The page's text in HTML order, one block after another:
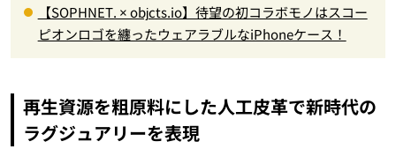
【SOPHNET. × objcts.io】待望の初コラボモノはスコー
ピオンロゴを纏ったウェアラブルなiPhoneケース！
再生資源を粗原料にした人工皮革で新時代の
ラグジュアリーを表現